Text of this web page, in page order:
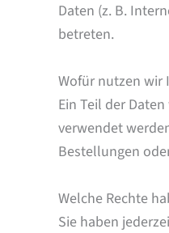
Daten (z. B.
betreten.
Wofür nutzen wir
Ein Teil der
verwendet
Bestellungen
Welche Rechte
Sie haben